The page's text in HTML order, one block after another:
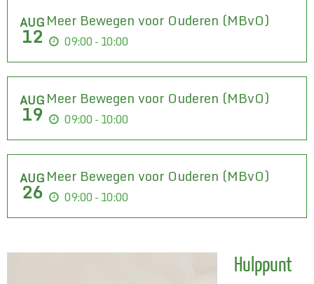
AUG
12
Meer Bewegen voor Ouderen (MBvO)
09:00 - 10:00
AUG
19
Meer Bewegen voor Ouderen (MBvO)
09:00 - 10:00
AUG
26
Meer Bewegen voor Ouderen (MBvO)
09:00 - 10:00
Hulppunt